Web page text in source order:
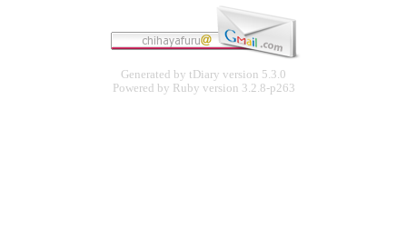
Generated by tDiary version 5.3.0
Powered by Ruby version 3.2.8-p263